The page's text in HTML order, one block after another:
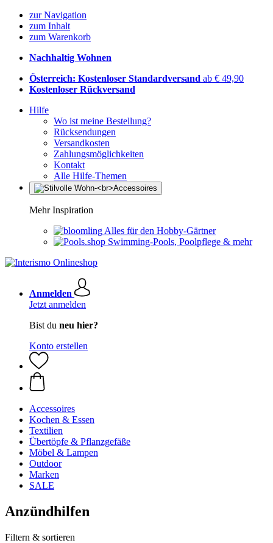
zur Navigation
zum Inhalt
zum Warenkorb
Nachhaltig Wohnen
Österreich: Kostenloser Standardversand ab € 49,90
Kostenloser Rückversand
Hilfe
Wo ist meine Bestellung?
Rücksendungen
Versandkosten
Zahlungsmöglichkeiten
Kontakt
Alle Hilfe-Themen
Mehr Inspiration
Alles für den Hobby-Gärtner
Swimming-Pools, Poolpflege & mehr
Anmelden
Jetzt anmelden
Bist du neu hier?
Konto erstellen
Accessoires
Kochen & Essen
Textilien
Übertöpfe & Pflanzgefäße
Möbel & Lampen
Outdoor
Marken
SALE
Anzündhilfen
Filtern & sortieren